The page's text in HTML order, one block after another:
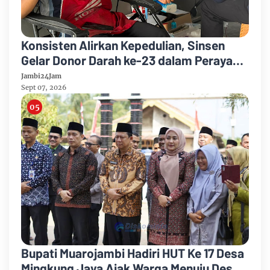
Konsisten Alirkan Kepedulian, Sinsen
Gelar Donor Darah ke-23 dalam Perayaan
Anniversary Sinsen
Jambi24Jam
Sept 07, 2026
Bupati Muarojambi Hadiri HUT Ke 17 Desa